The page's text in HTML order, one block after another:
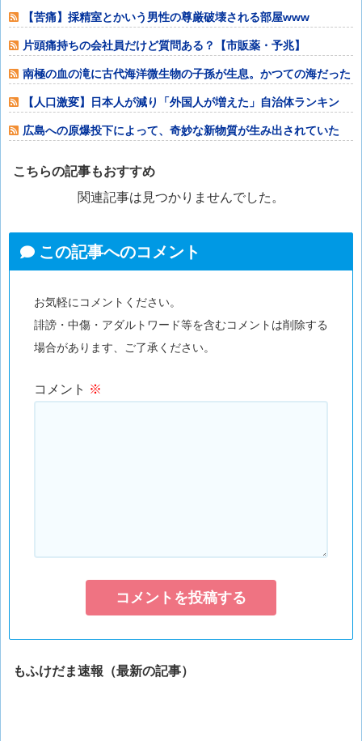
が・・・
【苦痛】採精室とかいう男性の尊厳破壊される部屋www
片頭痛持ちの会社員だけど質問ある？【市販薬・予兆】
南極の血の滝に古代海洋微生物の子孫が生息。かつての海だった
痕跡が残されて
【人口激変】日本人が減り「外国人が増えた」自治体ランキン
グ、1位大阪市
広島への原爆投下によって、奇妙な新物質が生み出されていた
こちらの記事もおすすめ
関連記事は見つかりませんでした。
この記事へのコメント
お気軽にコメントください。
誹謗・中傷・アダルトワード等を含むコメントは削除する
場合があります、ご了承ください。
コメント ※
もふけだま速報（最新の記事）